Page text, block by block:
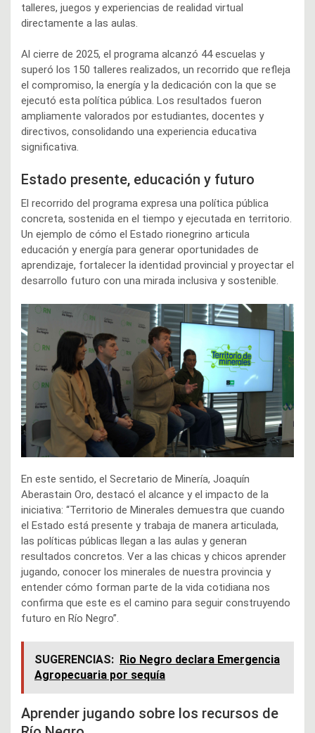
talleres, juegos y experiencias de realidad virtual
directamente a las aulas.
Al cierre de 2025, el programa alcanzó 44 escuelas y
superó los 150 talleres realizados, un recorrido que refleja
el compromiso, la energía y la dedicación con la que se
ejecutó esta política pública. Los resultados fueron
ampliamente valorados por estudiantes, docentes y
directivos, consolidando una experiencia educativa
significativa.
Estado presente, educación y futuro
El recorrido del programa expresa una política pública
concreta, sostenida en el tiempo y ejecutada en territorio.
Un ejemplo de cómo el Estado rionegrino articula
educación y energía para generar oportunidades de
aprendizaje, fortalecer la identidad provincial y proyectar el
desarrollo futuro con una mirada inclusiva y sostenible.
En este sentido, el Secretario de Minería, Joaquín
Aberastain Oro, destacó el alcance y el impacto de la
iniciativa: “Territorio de Minerales demuestra que cuando
el Estado está presente y trabaja de manera articulada,
las políticas públicas llegan a las aulas y generan
resultados concretos. Ver a las chicas y chicos aprender
jugando, conocer los minerales de nuestra provincia y
entender cómo forman parte de la vida cotidiana nos
confirma que este es el camino para seguir construyendo
futuro en Río Negro”.
SUGERENCIAS: Rio Negro declara Emergencia
Agropecuaria por sequía
Aprender jugando sobre los recursos de